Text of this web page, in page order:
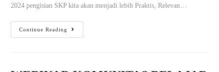
2024 pengisian SKP kita akan menjadi lebih Praktis, Relevan…
Continue Reading